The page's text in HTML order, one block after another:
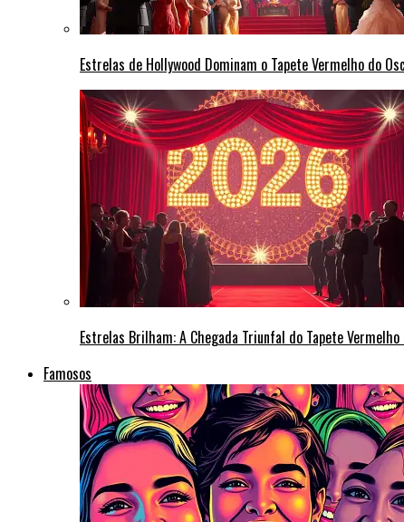
Estrelas de Hollywood Dominam o Tapete Vermelho do
Estrelas Brilham: A Chegada Triunfal do Tapete
Famosos